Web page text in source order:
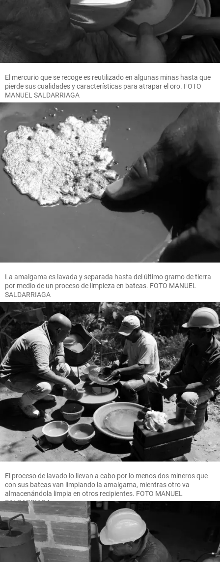
El mercurio que se recoge es reutilizado en algunas minas hasta que
pierde sus cualidades y características para atrapar el oro. FOTO
MANUEL SALDARRIAGA
La amalgama es lavada y separada hasta del último gramo de tierra
por medio de un proceso de limpieza en bateas. FOTO MANUEL
SALDARRIAGA
El proceso de lavado lo llevan a cabo por lo menos dos mineros que
con sus bateas van limpiando la amalgama, mientras otro va
almacenándola limpia en otros recipientes. FOTO MANUEL
SALDARRIAGA